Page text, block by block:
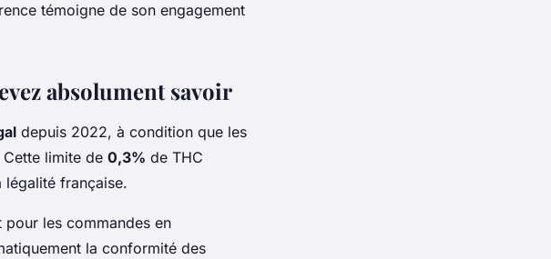
témoigne de son engagement
absolument savoir
depuis 2022, à condition que les
limite de 0,3% de THC
légalité française.
les commandes en
la conformité des